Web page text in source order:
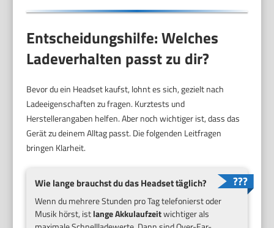
Entscheidungshilfe: Welches
Ladeverhalten passt zu dir?
Bevor du ein Headset kaufst, lohnt es sich, gezielt nach
Ladeeigenschaften zu fragen. Kurztests und
Herstellerangaben helfen. Aber noch wichtiger ist, dass das
Gerät zu deinem Alltag passt. Die folgenden Leitfragen
bringen Klarheit.
Wie lange brauchst du das Headset täglich?
Wenn du mehrere Stunden pro Tag telefonierst oder
Musik hörst, istlange Akkulaufzeitwichtiger als